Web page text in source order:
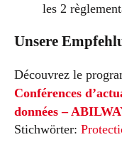
les 2
Unsere
Découvrez le
Conférences
données –
Stichwörter: